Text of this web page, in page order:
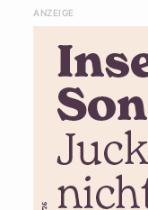
ANZEIGE